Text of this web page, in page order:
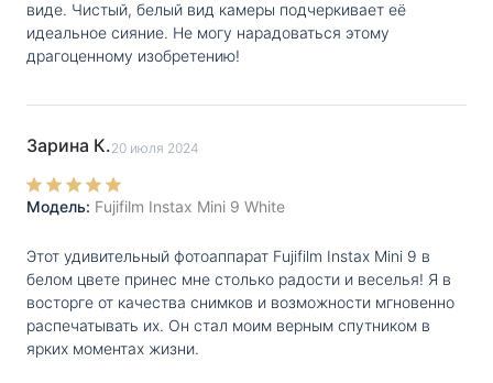
виде. Чистый, белый вид камеры подчеркивает её
идеальное сияние. Не могу нарадоваться этому
драгоценному изобретению!
Зарина К.20 июля 2024
Модель: Fujifilm Instax Mini 9 White
Этот удивительный фотоаппарат Fujifilm Instax Mini 9 в
белом цвете принес мне столько радости и веселья! Я в
восторге от качества снимков и возможности мгновенно
распечатывать их. Он стал моим верным спутником в
ярких моментах жизни.